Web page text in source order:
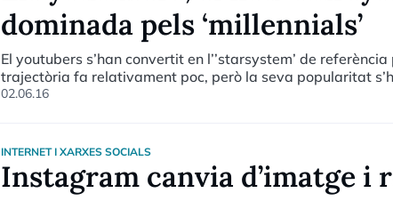
dominada pels ‘millennials’
El youtubers s’han convertit en l’’starsystem’ de
trajectòria fa relativament poc, però la seva popularitat
amb milions de seguidors. Ha anat tot tan ràpid que ni ells
02.06.16
INTERNET I XARXES SOCIALS
Instagram canvia d’imatge i